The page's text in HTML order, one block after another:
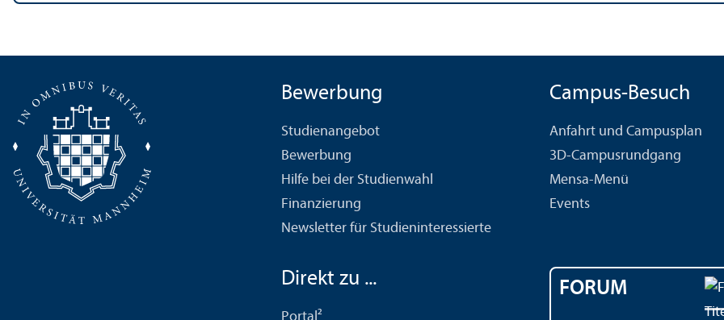
Bewerbung
Studien­angebot
Bewerbung
Hilfe bei der Studien­wahl
Finanzierung
Newsletter für Studien­interessierte
Campus-Besuch
Anfahrt und Campusplan
3D-Campusrundgang
Mensa-Menü
Events
Direkt zu ... FORUM